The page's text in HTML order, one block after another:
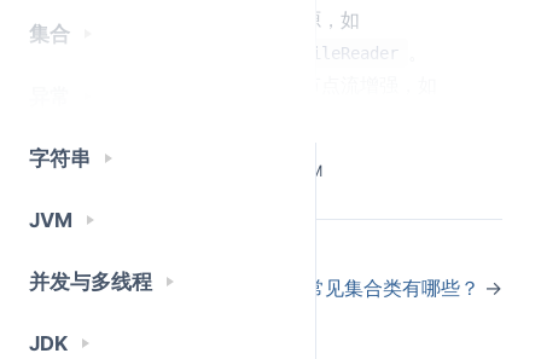
集合
字符串
JVM
并发与多线程
JDK
：直接连接数据源，如
FileReader
。
常见IO类
FileInputStream/FileOutputStream ：文件
Last Updated: 5/25/2026, 3:50:35 PM
Java常见集合类有哪些？ →